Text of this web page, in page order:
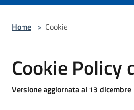
Home > Cookie
Cookie Policy
Versione aggiornata al 13 dicembre